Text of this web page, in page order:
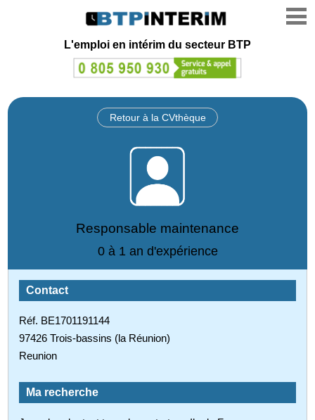
L'emploi en intérim du secteur BTP
Retour à la CVthèque
Responsable maintenance
0 à 1 an d'expérience
Contact
Réf. BE1701191144
97426 Trois-bassins (la Réunion)
Reunion
Ma recherche